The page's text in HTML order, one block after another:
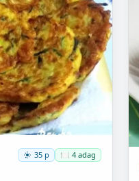
35 p 🍽️ 4 adag